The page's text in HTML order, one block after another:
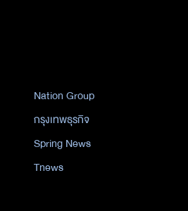
Nation Group
กรุงเทพธุรกิจ
Spring News
Tnews